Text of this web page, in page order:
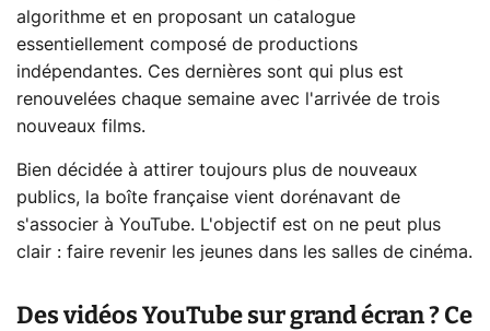
algorithme et en proposant un catalogue
essentiellement composé de productions
indépendantes. Ces dernières sont qui plus est
renouvelées chaque semaine avec l'arrivée de trois
nouveaux films.
Bien décidée à attirer toujours plus de nouveaux
publics, la boîte française vient dorénavant de
s'associer à YouTube. L'objectif est on ne peut plus
clair : faire revenir les jeunes dans les salles de cinéma.
Des vidéos YouTube sur grand écran ? Ce